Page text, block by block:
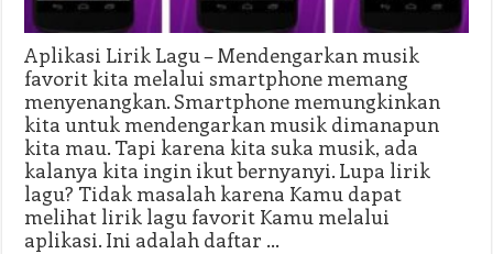
Aplikasi Lirik Lagu – Mendengarkan musik
favorit kita melalui smartphone memang
menyenangkan. Smartphone memungkinkan
kita untuk mendengarkan musik dimanapun
kita mau. Tapi karena kita suka musik, ada
kalanya kita ingin ikut bernyanyi. Lupa lirik
lagu? Tidak masalah karena Kamu dapat
melihat lirik lagu favorit Kamu melalui
aplikasi. Ini adalah daftar …